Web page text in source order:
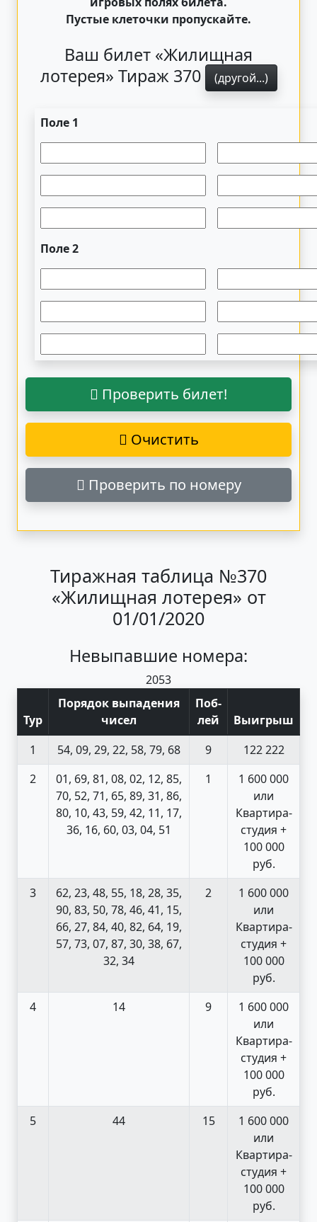
Пустые клеточки пропускайте.
Ваш билет «Жилищная
лотерея» Тираж 370
(другой...)
Поле 1
Поле 2
Проверить билет!
Очистить
Проверить по номеру
Тиражная таблица №370
«Жилищная лотерея» от
01/01/2020
Невыпавшие номера:
2053
Тур
Порядок выпадения
чисел
Поб-
лей
Выигрыш
1
54, 09, 29, 22, 58, 79, 68 9
122 222
2
01, 69, 81, 08, 02, 12, 85,
70, 52, 71, 65, 89, 31, 86,
80, 10, 43, 59, 42, 11, 17,
36, 16, 60, 03, 04, 51
1
1 600 000
или
Квартира-
студия +
100 000
руб.
3
62, 23, 48, 55, 18, 28, 35,
90, 83, 50, 78, 46, 41, 15,
66, 27, 84, 40, 82, 64, 19,
57, 73, 07, 87, 30, 38, 67,
32, 34
2
1 600 000
или
Квартира-
студия +
100 000
руб.
4
14 9
1 600 000
или
Квартира-
студия +
100 000
руб.
5
44 15
1 600 000
или
Квартира-
студия +
100 000
руб.